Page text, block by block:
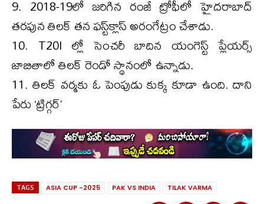
9. 2018-19లో జరిగిన రంజీ ట్రోఫీలో హైదరాబాద్
తరపున తిలక్ తన ఫస్ట్‌క్లాస్ అరంగేట్రం చేశాడు.
10. T20I ల్లో సెంచరీ బాదిన యంగెస్ట్‌ ప్లేయర్స్‌
జాబితాలో తిలక్ రెండో స్థానంలో ఉన్నాడు.
11. తిలక్‌ వర్మకు ఓ పెంపుడు కుక్క కూడా ఉంది. దాని
పేరు ‘ట్రిగ్గర్’
TAGS ASIA CUP -2025 PAK VS INDIA TILAK VARMA